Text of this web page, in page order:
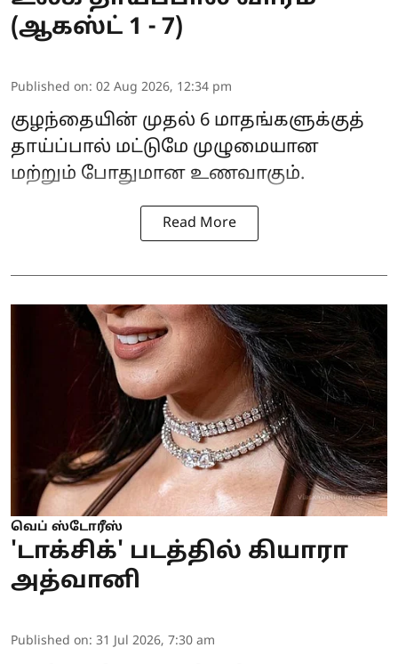
(ஆகஸ்ட் 1 - 7)
Published on: 02 Aug 2026, 12:34 pm
குழந்தையின் முதல் 6 மாதங்களுக்குத்
தாய்ப்பால் மட்டுமே முழுமையான
மற்றும் போதுமான உணவாகும்.
Read More
வெப் ஸ்டோரீஸ்
'டாக்சிக்' படத்தில் கியாரா
அத்வானி
Published on: 31 Jul 2026, 7:30 am